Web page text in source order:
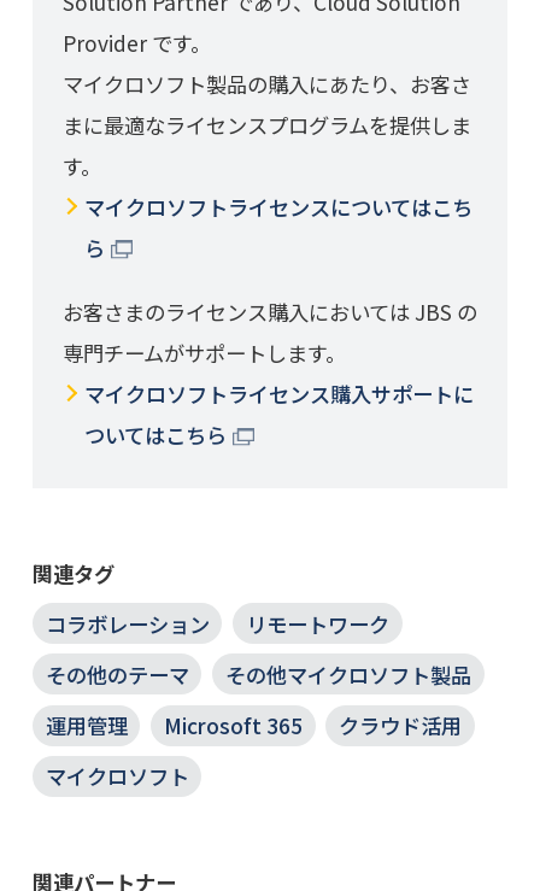
Provider です。
マイクロソフト製品の購入にあたり、お客さ
まに最適なライセンスプログラムを提供しま
す。
マイクロソフトライセンスについてはこち
ら
お客さまのライセンス購入においては JBS の
専門チームがサポートします。
マイクロソフトライセンス購入サポートに
ついてはこちら
関連タグ
コラボレーション
リモートワーク
その他のテーマ
その他マイクロソフト製品
運用管理
Microsoft 365
クラウド活用
マイクロソフト
関連パートナー